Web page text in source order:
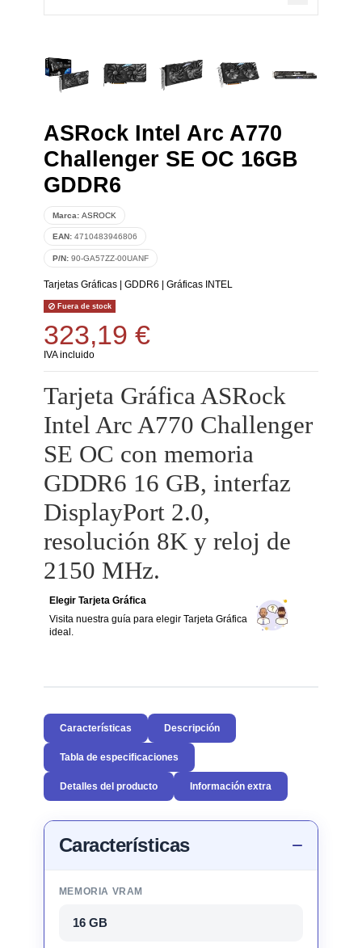
ASRock Intel Arc A770
Challenger SE OC 16GB
GDDR6
Marca: ASROCK
EAN: 4710483946806
P/N: 90-GA57ZZ-00UANF
Tarjetas Gráficas| GDDR6 Gráficas INTEL
Fuera de stock
323,19 €
IVA incluido
Tarjeta Gráfica ASRock
Intel Arc A770 Challenger
SE OC con memoria
GDDR6 16 GB, interfaz
DisplayPort 2.0,
resolución 8K y reloj de
2150 MHz.
Elegir Tarjeta Gráfica
Visita nuestra guía para elegir Tarjeta Gráfica
ideal.
Características Descripción
Tabla de especificaciones
Detalles del producto Información extra
Características
MEMORIA VRAM
16 GB